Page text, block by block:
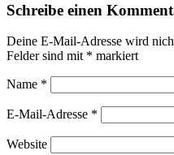
Schreibe einen
Deine E-Mail-Adresse wird
Felder sind mit * markiert
Name *
E-Mail-Adresse *
Website